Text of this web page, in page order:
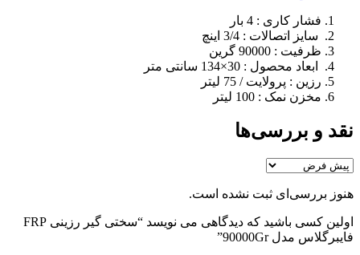
فشار کاری : 4 بار
سایز اتصالات : 3/4 اینچ
ظرفیت : 90000 گرین
ابعاد محصول : 30×134 سانتی متر
رزین : پرولایت / 75 لیتر
مخزن نمک : 100 لیتر
نقد و بررسی‌ها
هنوز بررسی‌ای ثبت نشده است.
اولین کسی باشید که دیدگاهی می نویسد “سختی گیر رزینی FRP
فایبرگلاس مدل 90000Gr”